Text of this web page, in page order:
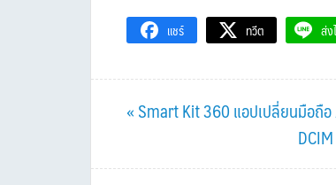
แชร์ ทวีต ส่ง
Previous
« Smart Kit 360 แอปเปลี่ยนมือถื
Next
Post: